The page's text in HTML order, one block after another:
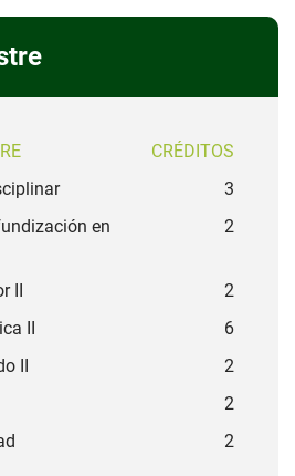
CRÉDITOS
3
en
2
II
2
II
6
II
2
2
2